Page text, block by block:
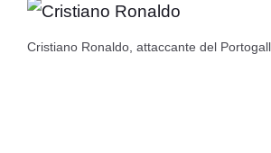
Cristiano Ronaldo, attaccante del